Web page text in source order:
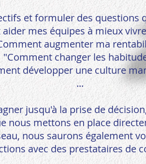
et formuler des questions
mes équipes à mieux
augmenter ma
"Comment changer les
développer une culture
...
jusqu'à la prise de
nous mettons en place
nous saurons également
avec des prestataires de